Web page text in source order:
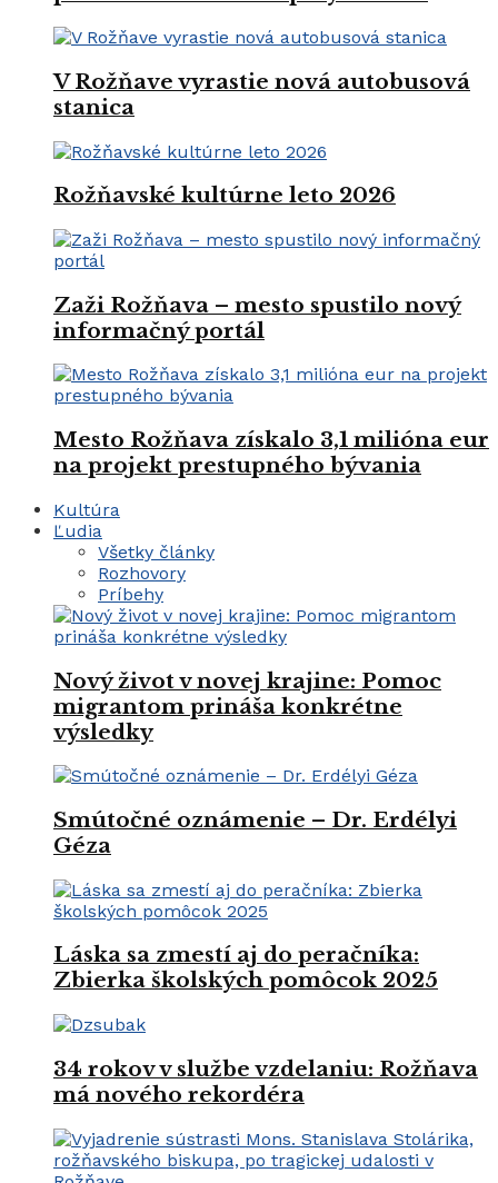
V Rožňave vyrastie nová autobusová
stanica
Rožňavské kultúrne leto 2026
Zaži Rožňava – mesto spustilo nový
informačný portál
Mesto Rožňava získalo 3,1 milióna eur
na projekt prestupného bývania
Kultúra
Ľudia
Všetky články
Rozhovory
Príbehy
Nový život v novej krajine: Pomoc
migrantom prináša konkrétne
výsledky
Smútočné oznámenie – Dr. Erdélyi
Géza
Láska sa zmestí aj do peračníka:
Zbierka školských pomôcok 2025
34 rokov v službe vzdelaniu: Rožňava
má nového rekordéra